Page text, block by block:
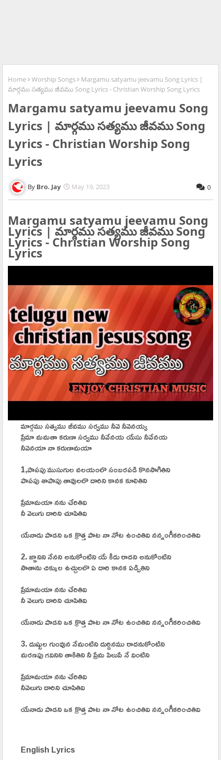
Home Worship Songs
Margamu satyamu jeevamu Song Lyrics |
మార్గము సత్యము జీవము Song Lyrics - Christian Worship Song Lyrics
Margamu satyamu jeevamu Song
Lyrics | మార్గము సత్యము జీవము Song
Lyrics - Christian Worship Song
Lyrics
Bro. Jay May 19, 2023 0
Margamu satyamu jeevamu Song
Lyrics | మార్గము సత్యము జీవము Song
Lyrics - Christian Worship Song
Lyrics
మార్గము సత్యము జీవము సర్వము నీవె నీవెనయ్య
ప్రేమా మమతా కరుణా సర్వము నీవేనయ యేసు నీవేనయ
నీవెనయా నా కరుణామయా
1,పాపపు ముసుగుల వలయంలొ సంబరపడి కొనసాగితిని
పాపపు శాపాపు తావులలొ దారిని కానక కూలితిని
ప్రేమామయా నను చేరితివి
నీ వెలుగు దారిని చూపితివి
యేనాడు పాడని ఒక క్రొత్త పాట నా నోట ఉంచితివి నన్నంగీకరించితివి
2. జ్ఞానిని నేనని అనుకోంటిని యే కీడు రాదని అనుకోంటిని
సాతాను చిక్కుల ఉచ్చులలొ ఏ దారి కానక ఏడ్పితిని
ప్రేమామయా నను చేరితివి
నీ వెలుగు దారిని చూపితివి
యేనాడు పాడని ఒక క్రొత్త పాట నా నోట ఉంచితివి నన్నంగీకరించితివి
3. దుష్టుల గుంవున నేమంటిని దుర్దినము రాదనుకోంటిని
మరణఫు గవినిని తాకితిని నీ ప్రేమ పిలుపే నే వింటిని
ప్రేమామయా నను చేరితివి
నీవెలుగు దారిని చూపితివి
యేనాడు పాడని ఒక క్రొత్త పాట నా నోట ఉంచితివి నన్నంగీకరించితివి
English Lyrics